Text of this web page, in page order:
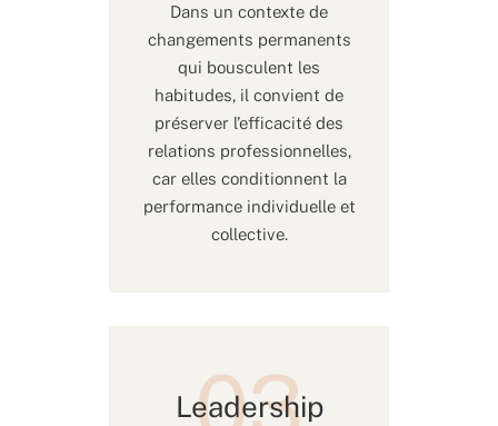
Dans un contexte de
changements permanents
qui bousculent les
habitudes, il convient de
préserver l’efficacité des
relations professionnelles,
car elles conditionnent la
performance individuelle et
collective.
Leadership